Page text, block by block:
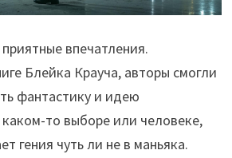
впечатления.
Блейка Крауча, авторы смогли
фантастику и идею
то выборе или человеке,
гения чуть ли не в маньяка.